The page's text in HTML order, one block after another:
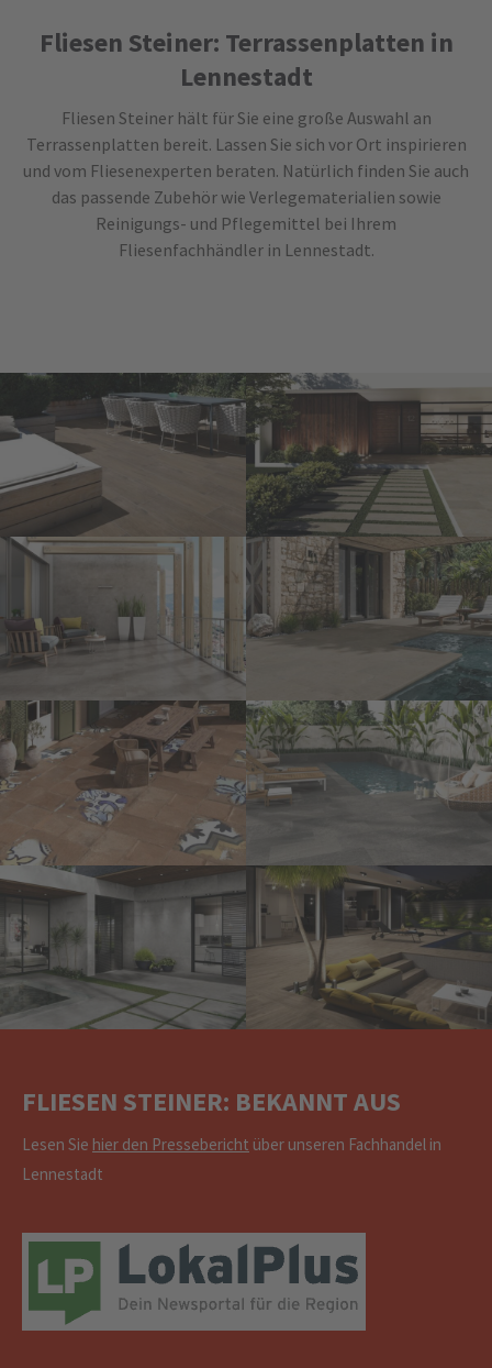
Fliesen Steiner: Terrassenplatten in
Lennestadt
Fliesen Steiner hält für Sie eine große Auswahl an
Terrassenplatten bereit. Lassen Sie sich vor Ort inspirieren
und vom Fliesenexperten beraten. Natürlich finden Sie auch
das passende Zubehör wie Verlegematerialien sowie
Reinigungs- und Pflegemittel bei Ihrem
Fliesenfachhändler in Lennestadt.
FLIESEN STEINER: BEKANNT AUS
Lesen Sie hier den Pressebericht über unseren Fachhandel in
Lennestadt